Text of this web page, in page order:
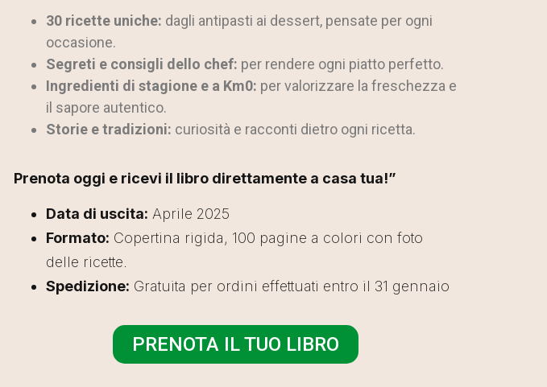
30 ricette uniche: dagli antipasti ai dessert, pensate per ogni
occasione.
Segreti e consigli dello chef: per rendere ogni piatto perfetto.
Ingredienti di stagione e a Km0: per valorizzare la freschezza e
il sapore autentico.
Storie e tradizioni: curiosità e racconti dietro ogni ricetta.
Prenota oggi e ricevi il libro direttamente a casa tua!”
Data di uscita: Aprile 2025
Formato: Copertina rigida, 100 pagine a colori con foto
delle ricette.
Spedizione: Gratuita per ordini effettuati entro il 31 gennaio
PRENOTA IL TUO LIBRO